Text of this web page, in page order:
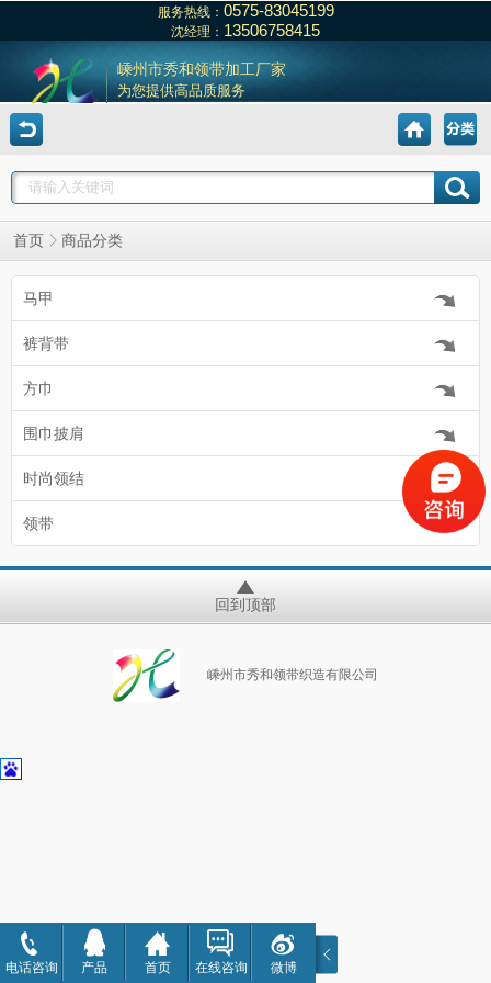
服务热线： 0575-83045199
沈经理： 13506758415
嵊州市秀和领带加工厂家
为您提供高品质服务
首页 商品分类
马甲
裤背带
方巾
围巾披肩
时尚领结
领带
回到顶部
嵊州市秀和领带织造有限公司
电话咨询 产品 首页 在线咨询 微博